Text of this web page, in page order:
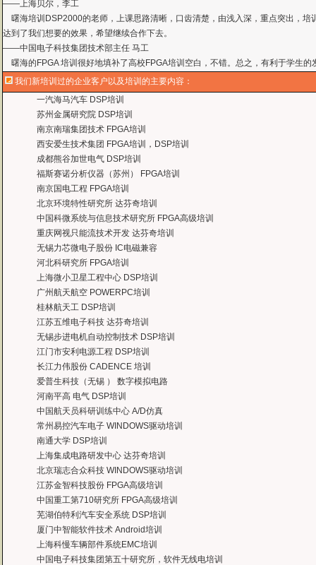
达到了我们想要的效果，希望继续合作下去。
——中国电子科技集团技术部主任 马工
曙海的FPGA 培训很好地填补了高校FPGA培训空白，不错。总之，有利于学生
——上海电子，冯老师
曙海给我们公司提供的Dsp6000培训，符合我们项目的开发要求，解决了很多困
——公安部第三研究所，项目部负责人李先生
MTK培训-我在网上找了很久，就是找不到。在曙海居然有MTK驱动的培训，老师
——台湾双扬科技，研发处经理，杨先生
曙海对我们公司的iPhone培训，实验项目很多，确实学到了东西。受益无穷 啊
——台湾欧泽科技,张工
通过参加Symbian培训，再做Symbian相关的项目感觉更加得心应手了，理 论加
——IBM公司，沈经理
有曙海这样的DSP开发培训单位，是教育行业的财富，听了他们的课，茅塞顿开。
——上海医疗器械高等学校，罗老师
我们新培训过的企业客户以及培训的主要内容：
一汽海马汽车 DSP培训
苏州金属研究院 DSP培训
南京南瑞集团技术 FPGA培训
西安爱生技术集团 FPGA培训，DSP培训
成都熊谷加世电气 DSP培训
福斯赛诺分析仪器（苏州） FPGA培训
南京国电工程 FPGA培训
北京环境特性研究所 达芬奇培训
中国科微系统与信息技术研究所 FPGA高级培训
重庆网视只能流技术开发 达芬奇培训
无锡力芯微电子股份 IC电磁兼容
河北科研究所 FPGA培训
上海微小卫星工程中心 DSP培训
广州航天航空 POWERPC培训
桂林航天工 DSP培训
江苏五维电子科技 达芬奇培训
无锡步进电机自动控制技术 DSP培训
江门市安利电源工程 DSP培训
长江力伟股份 CADENCE 培训
爱普生科技（无锡 ） 数字模拟电路
河南平高 电气 DSP培训
中国航天员科研训练中心 A/D仿真
常州易控汽车电子 WINDOWS驱动培训
南通大学 DSP培训
上海集成电路研发中心 达芬奇培训
北京瑞志合众科技 WINDOWS驱动培训
江苏金智科技股份 FPGA高级培训
中国重工第710研究所 FPGA高级培训
芜湖伯特利汽车安全系统 DSP培训
厦门中智能软件技术 Android培训
上海科慢车辆部件系统EMC培训
中国电子科技集团第五十研究所，软件无线电培训